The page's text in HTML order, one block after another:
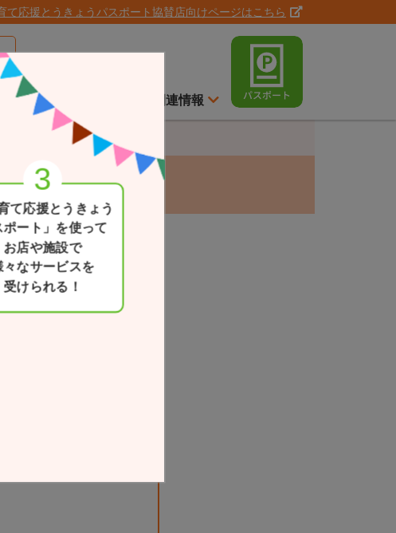
て応援とうきょうパスポート協賛店向けページはこちら
ポート
関連情報
て応援とうきょう
ポート」を使って
お店や施設で
々なサービスを
受けられる！